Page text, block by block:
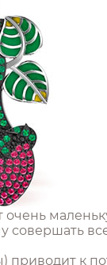
очень
совершать
приводит к